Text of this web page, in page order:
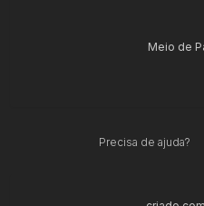
Meio de
Precisa de ajuda?